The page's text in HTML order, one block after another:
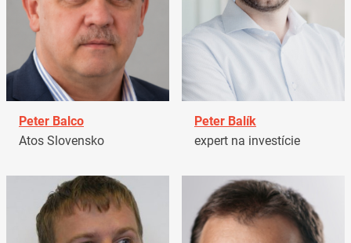
Peter Balco
Atos Slovensko
Peter Balík
expert na investície